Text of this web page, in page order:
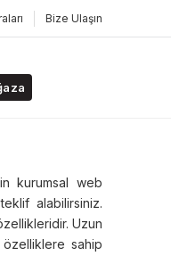
Bize Ulaşın
kurumsal web
alabilirsiniz.
Uzun
sahip